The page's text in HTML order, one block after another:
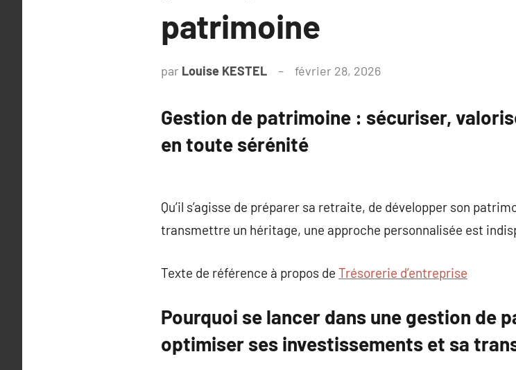
patrimoine
par Louise KESTEL février 28, 2026
Gestion de patrimoine : sécuriser,
en toute sérénité
Qu’il s’agisse de préparer sa retraite, de développer son
transmettre un héritage, une approche personnalisée est
Texte de référence à propos de Trésorerie d’entreprise
Pourquoi se lancer dans une gestion de
optimiser ses investissements et sa